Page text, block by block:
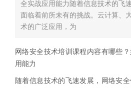
全实战应用能力随着信息技术的飞
面临着前所未有的挑战。云计算、
术的广泛应用，为
网络安全技术培训课程内容有哪些
用能力
随着信息技术的飞速发展，网络安